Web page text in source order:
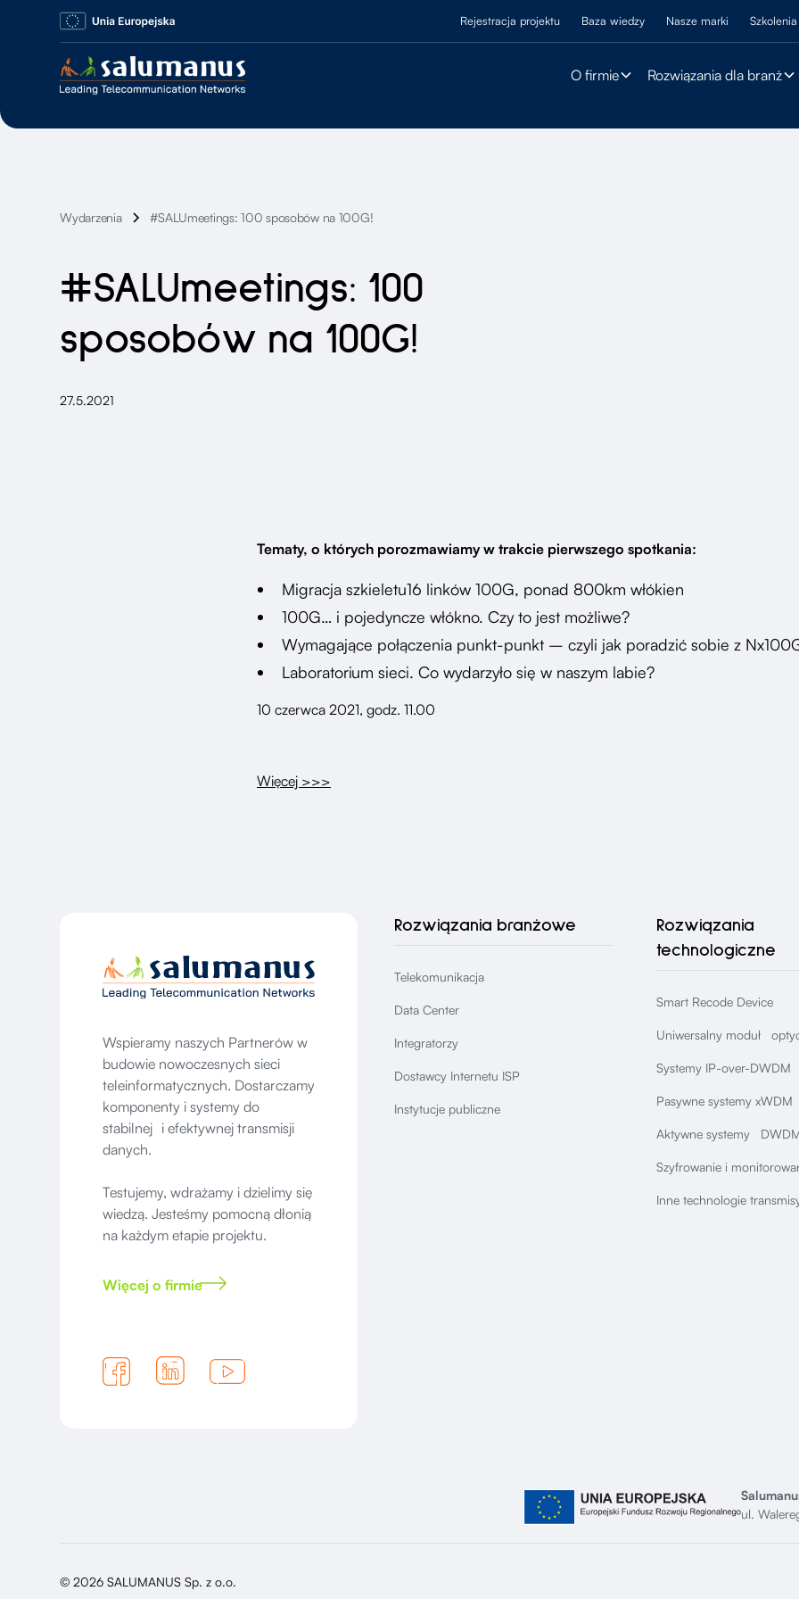
Rejestracja projektu Baza wiedzy Nasze marki Szkolenia
O firmie Rozwiązania dla branż
Wydarzenia #SALUmeetings: 100 sposobów na 100G!
#SALUmeetings: 100
sposobów na 100G!
27.5.2021
Tematy, o których porozmawiamy w trakcie pierwszego spotkania:
Migracja szkieletu16 linków 100G, ponad 800km włókien
100G… i pojedyncze włókno. Czy to jest możliwe?
Wymagające połączenia punkt-punkt – czyli jak poradzić sobie z
Laboratorium sieci. Co wydarzyło się w naszym labie?
10 czerwca 2021, godz. 11.00
Więcej >>>
Wspieramy naszych Partnerów w
budowie nowoczesnych sieci
teleinformatycznych. Dostarczamy
komponenty i systemy do
stabilnej i efektywnej transmisji
danych.
Testujemy, wdrażamy i dzielimy się
wiedzą. Jesteśmy pomocną dłonią
na każdym etapie projektu.
Więcej o firmie
Rozwiązania branżowe
Telekomunikacja
Data Center
Integratorzy
Dostawcy Internetu ISP
Instytucje publiczne
Rozwiązania
technologiczne
Smart Recode Device
Uniwersalny moduł
Systemy IP-over-DWDM
Pasywne systemy xWDM
Aktywne systemy
Szyfrowanie i
Inne technologie
ul.
© 2026 SALUMANUS Sp. z o.o.